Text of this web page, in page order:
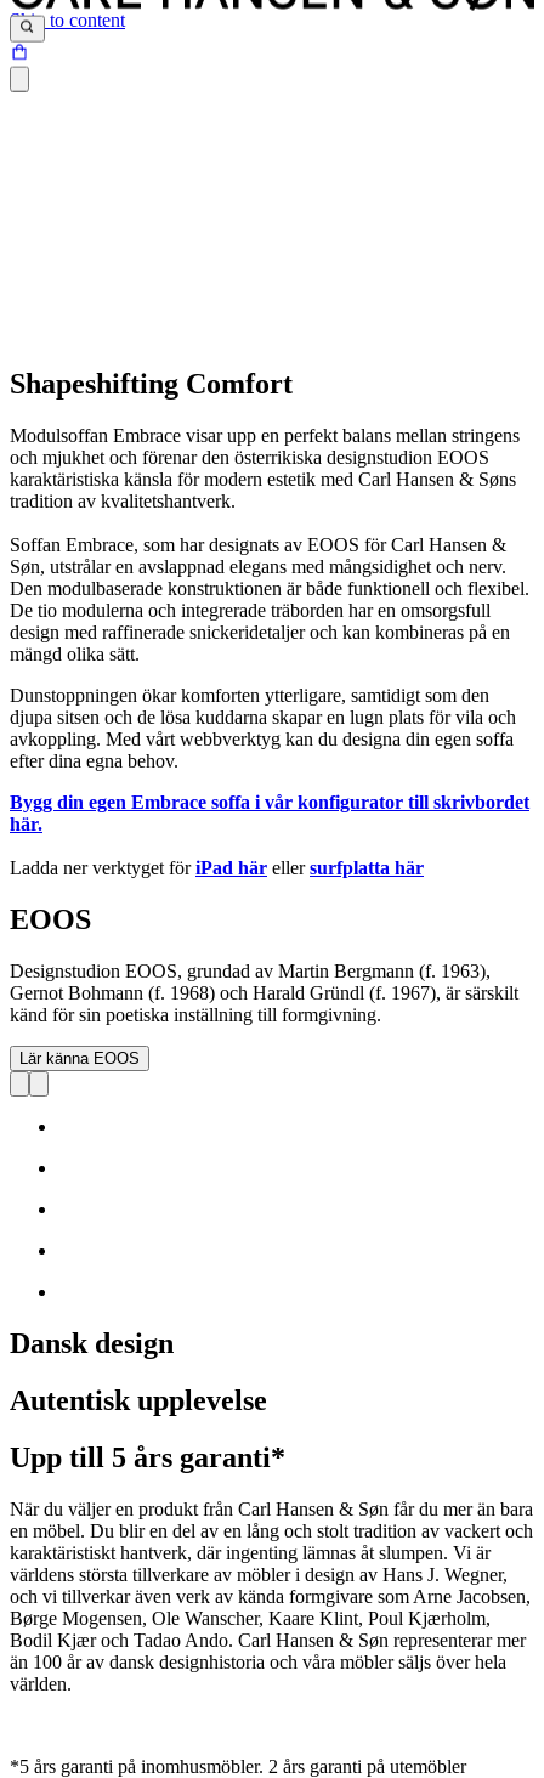
Skip to content
Shapeshifting Comfort
Modulsoffan Embrace visar upp en perfekt balans mellan stringens
och mjukhet och förenar den österrikiska designstudion EOOS
karaktäristiska känsla för modern estetik med Carl Hansen & Søns
tradition av kvalitetshantverk.
Soffan Embrace, som har designats av EOOS för Carl Hansen &
Søn, utstrålar en avslappnad elegans med mångsidighet och nerv.
Den modulbaserade konstruktionen är både funktionell och flexibel.
De tio modulerna och integrerade träborden har en omsorgsfull
design med raffinerade snickeridetaljer och kan kombineras på en
mängd olika sätt.
Dunstoppningen ökar komforten ytterligare, samtidigt som den
djupa sitsen och de lösa kuddarna skapar en lugn plats för vila och
avkoppling. Med vårt webbverktyg kan du designa din egen soffa
efter dina egna behov.
Bygg din egen Embrace soffa i vår konfigurator till skrivbordet
här.
Ladda ner verktyget föriPad här ellersurfplatta här
EOOS
Designstudion EOOS, grundad av Martin Bergmann (f. 1963),
Gernot Bohmann (f. 1968) och Harald Gründl (f. 1967), är särskilt
känd för sin poetiska inställning till formgivning.
Lär känna EOOS
Dansk design
Autentisk upplevelse
Upp till 5 års garanti*
När du väljer en produkt från Carl Hansen & Søn får du mer än bara
en möbel. Du blir en del av en lång och stolt tradition av vackert och
karaktäristiskt hantverk, där ingenting lämnas åt slumpen. Vi är
världens största tillverkare av möbler i design av Hans J. Wegner,
och vi tillverkar även verk av kända formgivare som Arne Jacobsen,
Børge Mogensen, Ole Wanscher, Kaare Klint, Poul Kjærholm,
Bodil Kjær och Tadao Ando. Carl Hansen & Søn representerar mer
än 100 år av dansk designhistoria och våra möbler säljs över hela
världen.
*5 års garanti på inomhusmöbler. 2 års garanti på utemöbler